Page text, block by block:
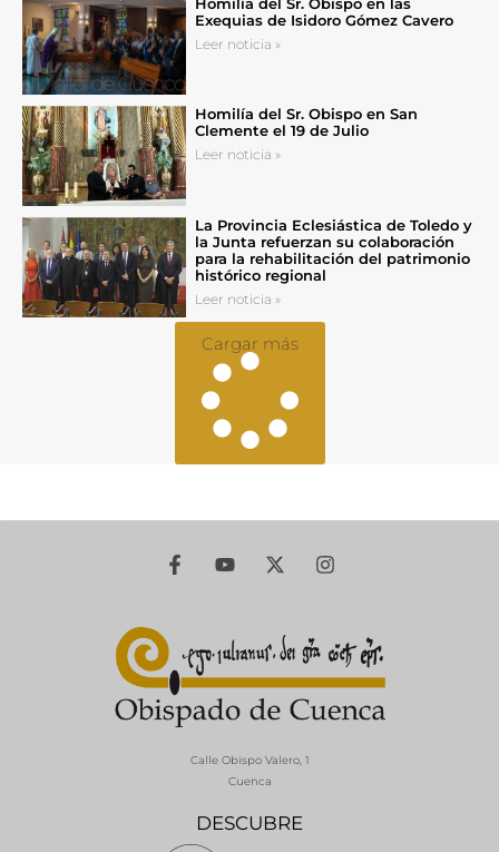
Exequias de Isidoro Gómez Cavero
Leer noticia »
Homilía del Sr. Obispo en San
Clemente el 19 de Julio
Leer noticia »
La Provincia Eclesiástica de Toledo y
la Junta refuerzan su colaboración
para la rehabilitación del patrimonio
histórico regional
Leer noticia »
Cargar más
DESCUBRE
Calle Obispo Valero, 1
Cuenca